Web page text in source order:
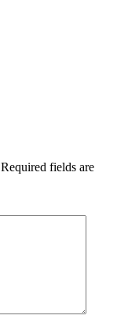
Required fields are